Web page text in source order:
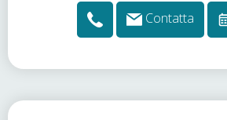
Contatta